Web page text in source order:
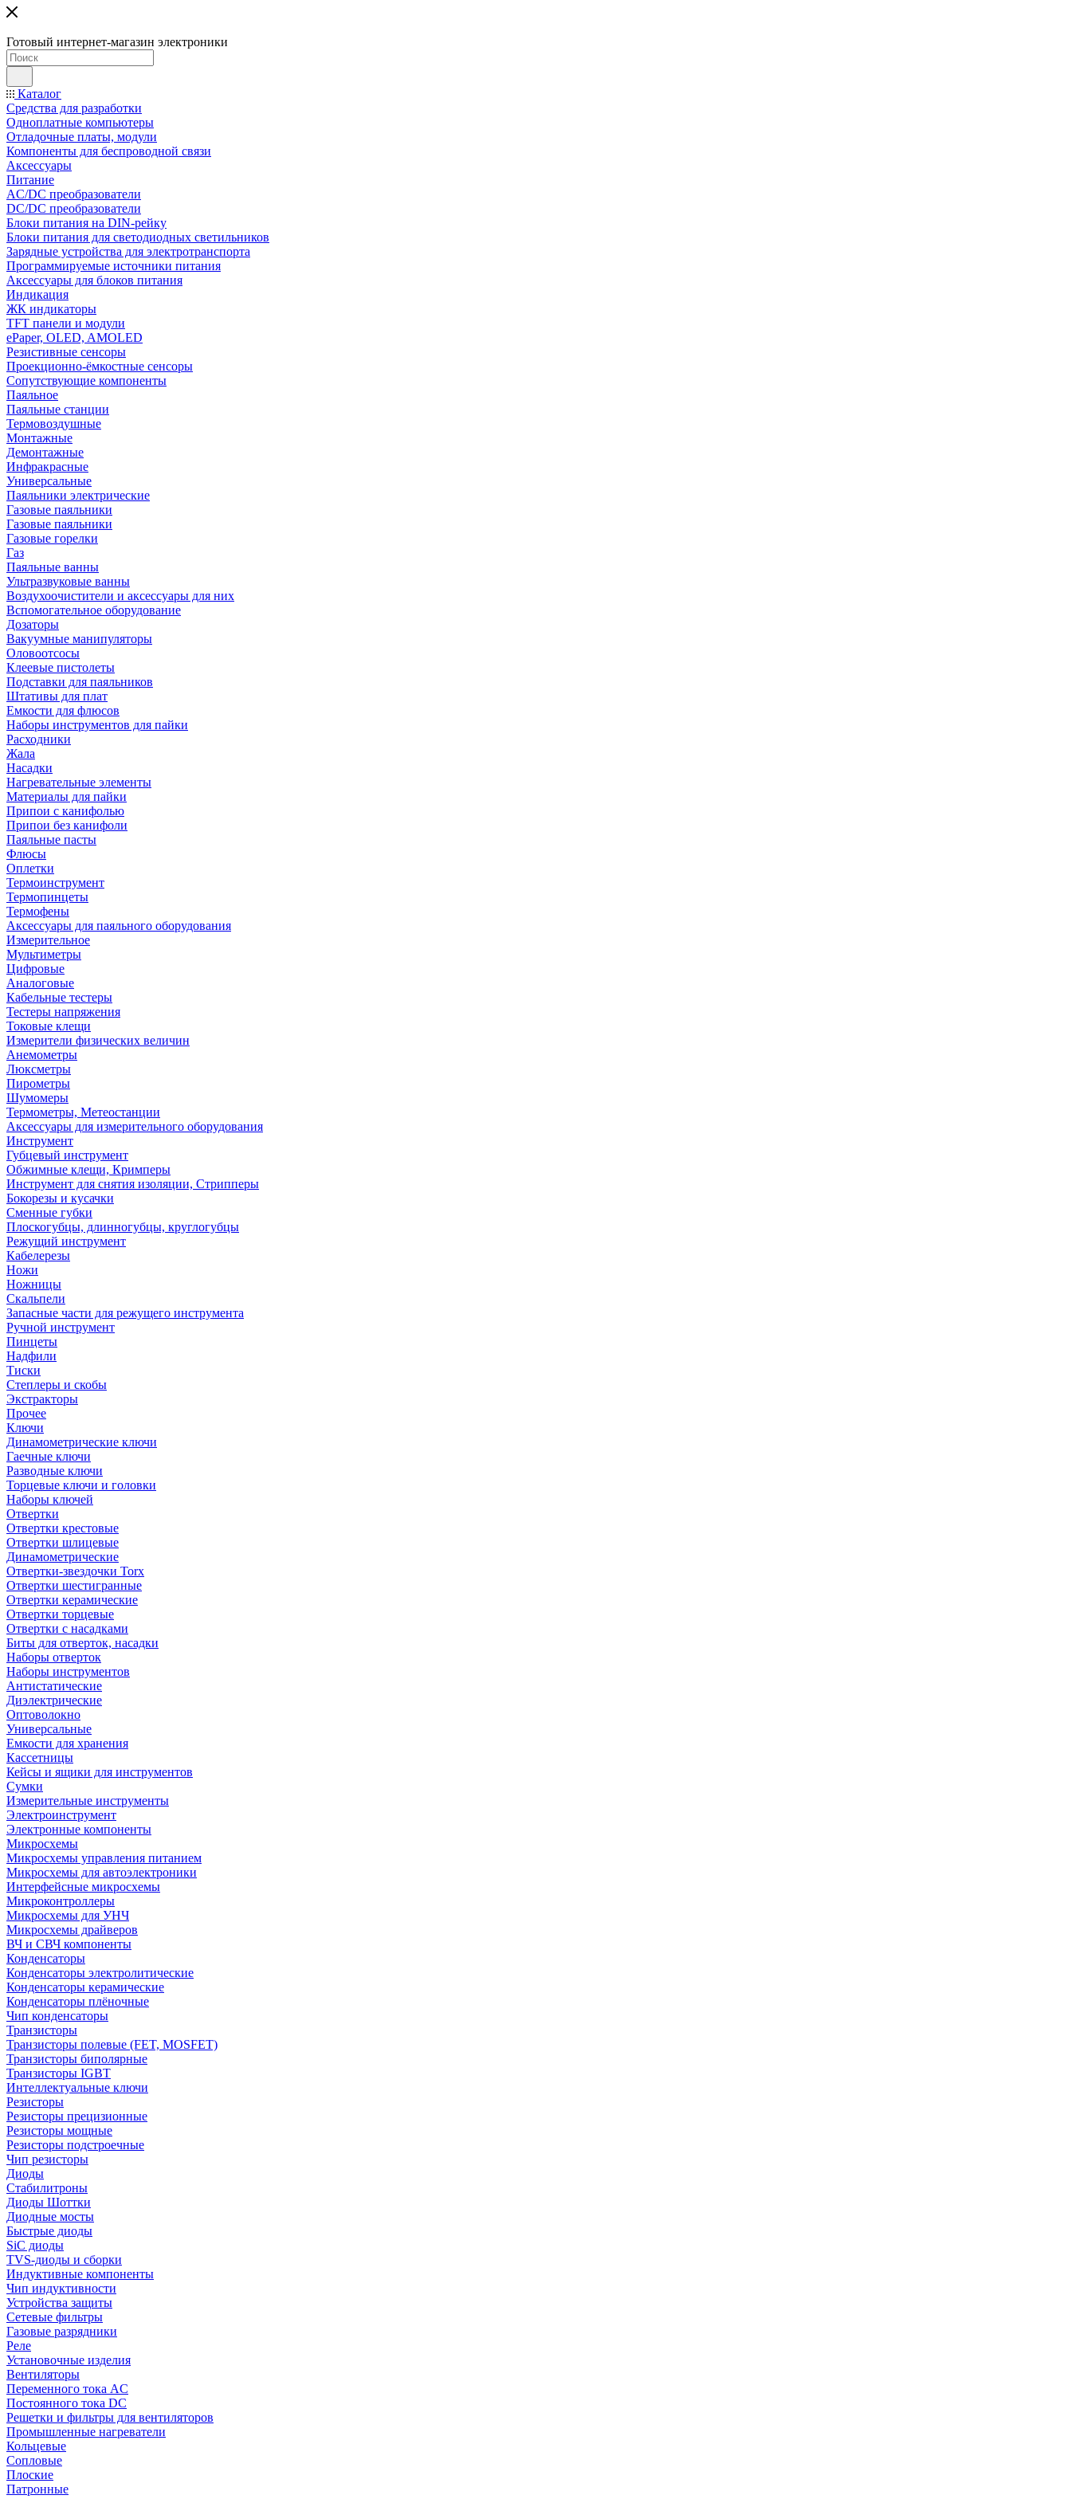
Готовый интернет-магазин электроники
Каталог
Средства для разработки
Одноплатные компьютеры
Отладочные платы, модули
Компоненты для беспроводной связи
Аксессуары
Питание
AC/DC преобразователи
DC/DC преобразователи
Блоки питания на DIN-рейку
Блоки питания для светодиодных светильников
Зарядные устройства для электротранспорта
Программируемые источники питания
Аксессуары для блоков питания
Индикация
ЖК индикаторы
TFT панели и модули
ePaper, OLED, AMOLED
Резистивные сенсоры
Проекционно-ёмкостные сенсоры
Сопутствующие компоненты
Паяльное
Паяльные станции
Термовоздушные
Монтажные
Демонтажные
Инфракрасные
Универсальные
Паяльники электрические
Газовые паяльники
Газовые паяльники
Газовые горелки
Газ
Паяльные ванны
Ультразвуковые ванны
Воздухоочистители и аксессуары для них
Вспомогательное оборудование
Дозаторы
Вакуумные манипуляторы
Оловоотсосы
Клеевые пистолеты
Подставки для паяльников
Штативы для плат
Емкости для флюсов
Наборы инструментов для пайки
Расходники
Жала
Насадки
Нагревательные элементы
Материалы для пайки
Припои с канифолью
Припои без канифоли
Паяльные пасты
Флюсы
Оплетки
Термоинструмент
Термопинцеты
Термофены
Аксессуары для паяльного оборудования
Измерительное
Мультиметры
Цифровые
Аналоговые
Кабельные тестеры
Тестеры напряжения
Токовые клещи
Измерители физических величин
Анемометры
Люксметры
Пирометры
Шумомеры
Термометры, Метеостанции
Аксессуары для измерительного оборудования
Инструмент
Губцевый инструмент
Обжимные клещи, Кримперы
Инструмент для снятия изоляции, Стрипперы
Бокорезы и кусачки
Сменные губки
Плоскогубцы, длинногубцы, круглогубцы
Режущий инструмент
Кабелерезы
Ножи
Ножницы
Скальпели
Запасные части для режущего инструмента
Ручной инструмент
Пинцеты
Надфили
Тиски
Степлеры и скобы
Экстракторы
Прочее
Ключи
Динамометрические ключи
Гаечные ключи
Разводные ключи
Торцевые ключи и головки
Наборы ключей
Отвертки
Отвертки крестовые
Отвертки шлицевые
Динамометрические
Отвертки-звездочки Torx
Отвертки шестигранные
Отвертки керамические
Отвертки торцевые
Отвертки с насадками
Биты для отверток, насадки
Наборы отверток
Наборы инструментов
Антистатические
Диэлектрические
Оптоволокно
Универсальные
Емкости для хранения
Кассетницы
Кейсы и ящики для инструментов
Сумки
Измерительные инструменты
Электроинструмент
Электронные компоненты
Микросхемы
Микросхемы управления питанием
Микросхемы для автоэлектроники
Интерфейсные микросхемы
Микроконтроллеры
Микросхемы для УНЧ
Микросхемы драйверов
ВЧ и СВЧ компоненты
Конденсаторы
Конденсаторы электролитические
Конденсаторы керамические
Конденсаторы плёночные
Чип конденсаторы
Транзисторы
Транзисторы полевые (FET, MOSFET)
Транзисторы биполярные
Транзисторы IGBT
Интеллектуальные ключи
Резисторы
Резисторы прецизионные
Резисторы мощные
Резисторы подстроечные
Чип резисторы
Диоды
Стабилитроны
Диоды Шоттки
Диодные мосты
Быстрые диоды
SiC диоды
TVS-диоды и сборки
Индуктивные компоненты
Чип индуктивности
Устройства защиты
Сетевые фильтры
Газовые разрядники
Реле
Установочные изделия
Вентиляторы
Переменного тока AC
Постоянного тока DC
Решетки и фильтры для вентиляторов
Промышленные нагреватели
Кольцевые
Сопловые
Плоские
Патронные